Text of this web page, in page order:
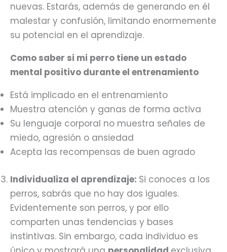
nuevas. Estarás, además de generando en él
malestar y confusión, limitando enormemente
su potencial en el aprendizaje.
Como saber si mi perro tiene un estado
mental positivo durante el entrenamiento
Está implicado en el entrenamiento
Muestra atención y ganas de forma activa
Su lenguaje corporal no muestra señales de
miedo, agresión o ansiedad
Acepta las recompensas de buen agrado
Individualiza el aprendizaje: Si conoces a los
perros, sabrás que no hay dos iguales.
Evidentemente son perros, y por ello
comparten unas tendencias y bases
instintivas. Sin embargo, cada individuo es